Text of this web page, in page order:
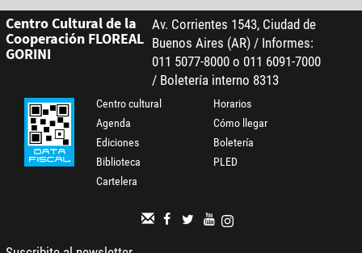
Centro Cultural de la
Cooperación FLOREAL
GORINI
Av. Corrientes 1543, Ciudad de
Buenos Aires (AR) / Informes:
011 5077-8000 o 011 6091-7000
/ Boletería interno 8313
Centro cultural
Agenda
Ediciones
Biblioteca
Cartelera
Horarios
Cómo llegar
Boletería
PLED